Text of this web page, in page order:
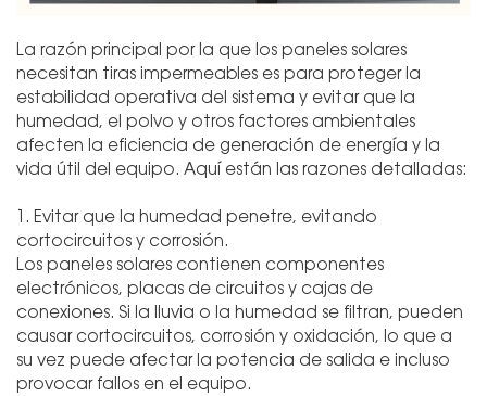
La razón principal por la que los paneles solares
necesitan tiras impermeables es para proteger la
estabilidad operativa del sistema y evitar que la
humedad, el polvo y otros factores ambientales
afecten la eficiencia de generación de energía y la
vida útil del equipo. Aquí están las razones detalladas:
1. Evitar que la humedad penetre, evitando
cortocircuitos y corrosión.
Los paneles solares contienen componentes
electrónicos, placas de circuitos y cajas de
conexiones. Si la lluvia o la humedad se filtran, pueden
causar cortocircuitos, corrosión y oxidación, lo que a
su vez puede afectar la potencia de salida e incluso
provocar fallos en el equipo.